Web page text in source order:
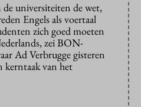
universiteiten de wet,
Engels als voertaal
zich goed moeten
zei BON-
Ad Verbrugge gisteren
kerntaak van het